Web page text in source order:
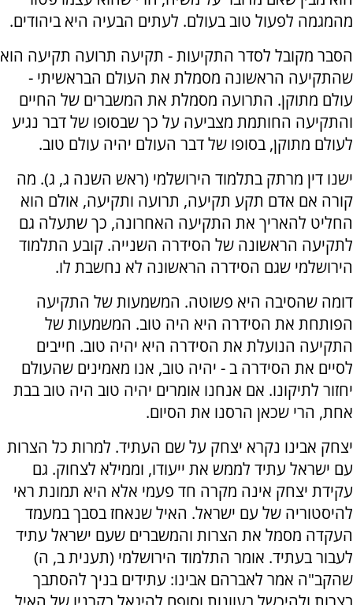
מהמגמה לפעול טוב בעולם. לעתים הבעיה היא ביהודים.
הסבר מקובל לסדר התקיעות - תקיעה תרועה תקיעה הוא
שהתקיעה הראשונה מסמלת את העולם הבראשיתי -
עולם מתוקן. התרועה מסמלת את המשברים של החיים
והתקיעה החותמת מצביעה על כך שבסופו של דבר נגיע
לעולם מתוקן, בסופו של דבר העולם יהיה עולם טוב.
ישנו דין מרתק בתלמוד הירושלמי (ראש השנה ג, ג). מה
קורה אם אדם תקע תקיעה, תרועה ותקיעה, אולם הוא
החליט להאריך את התקיעה האחרונה, כך שתעלה גם
לתקיעה הראשונה של הסידרה השנייה. קובע התלמוד
הירושלמי שגם הסידרה הראשונה לא נחשבת לו.
דומה שהסיבה היא פשוטה. המשמעות של התקיעה
הפותחת את הסידרה היא היה טוב. המשמעות של
התקיעה הנועלת את הסידרה היא יהיה טוב. חייבים
לסיים את הסידרה ב - יהיה טוב, אנו מאמינים שהעולם
יחזור לתיקונו. אם אנחנו אומרים יהיה טוב היה טוב בבת
אחת, הרי שכאן הרסנו את הסיום.
יצחק אבינו נקרא יצחק על שם העתיד. למרות כל הצרות
עם ישראל עתיד לממש את ייעודו, וממילא לצחוק. גם
עקידת יצחק אינה מקרה חד פעמי אלא היא תמונת ראי
להיסטוריה של עם ישראל. האיל שנאחז בסבך במעמד
העקדה מסמל את הצרות והמשברים שעם ישראל עתיד
לעבור בעתיד. אומר התלמוד הירושלמי (תענית ב, ה)
שהקב"ה אמר לאברהם אבינו: עתידים בניך להסתבך